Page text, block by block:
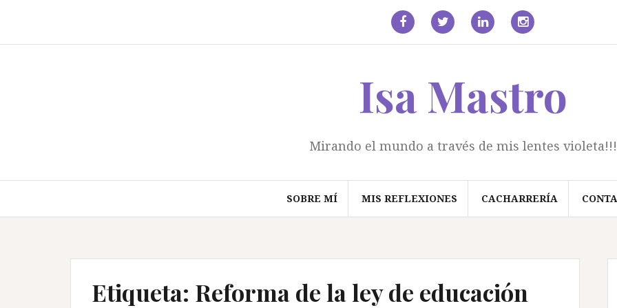
facebookTwitter LinkedinInstagram
Isa Mastro
Mirando el mundo a través de mis lentes violeta!!!
SOBRE MÍ MIS REFLEXIONES CACHARRERÍA
Etiqueta: Reforma de la ley de educación